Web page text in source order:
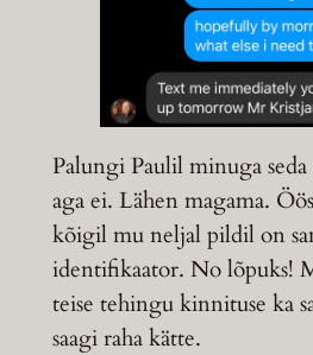
Palungi Paulil minuga seda
aga ei. Lähen magama.
kõigil mu neljal pildil on
identifikaator. No lõpuks!
teise tehingu kinnituse ka
saagi raha kätte.